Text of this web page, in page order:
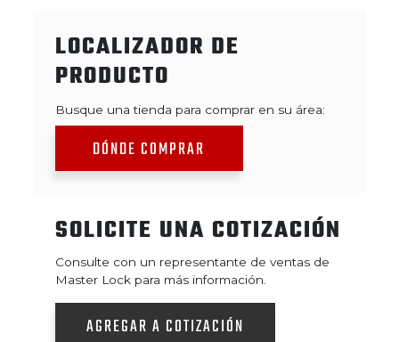
LOCALIZADOR DE
PRODUCTO
Busque una tienda para comprar en su área:
DÓNDE COMPRAR
SOLICITE UNA COTIZACIÓN
Consulte con un representante de ventas de
Master Lock para más información.
AGREGAR A COTIZACIÓN